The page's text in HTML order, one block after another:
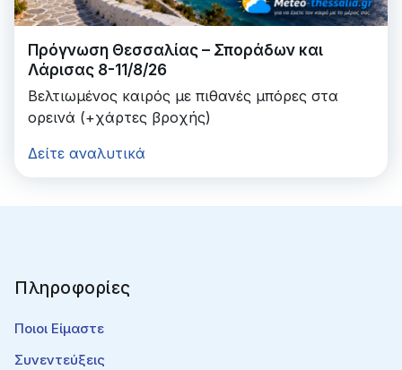
Πρόγνωση Θεσσαλίας – Σποράδων και
Λάρισας 8-11/8/26
Βελτιωμένος καιρός με πιθανές μπόρες στα
ορεινά (+χάρτες βροχής)
Δείτε αναλυτικά
Πληροφορίες
Ποιοι Είμαστε
Συνεντεύξεις